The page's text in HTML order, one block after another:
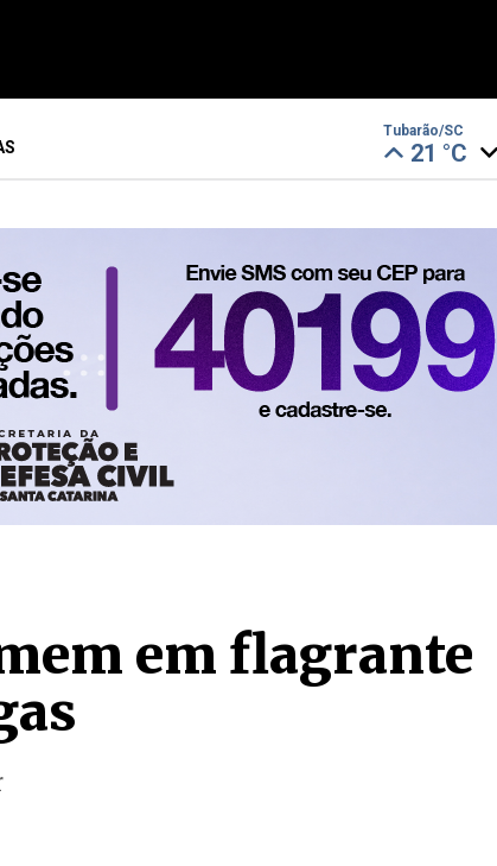
Tubarão/SC
21 °C
em flagrante